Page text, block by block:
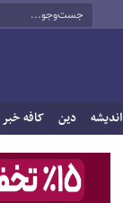
اندیشه دین کافه خبر